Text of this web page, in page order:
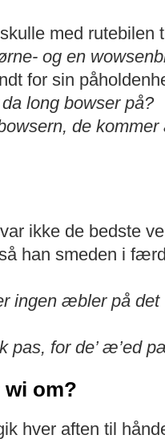
med rutebilen
og en
for sin
long bowser på?
de
ikke de bedste
han smeden i
ingen æbler på
pas, for de’ æ’ed
wi om?
hver aften til